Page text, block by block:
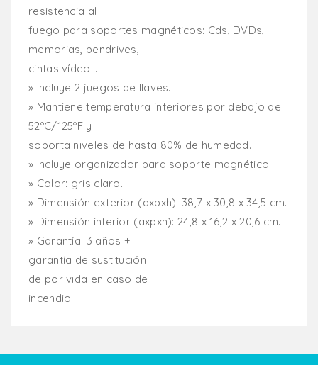
resistencia al
fuego para soportes magnéticos: Cds, DVDs,
memorias, pendrives,
cintas vídeo...
» Incluye 2 juegos de llaves.
» Mantiene temperatura interiores por debajo de
52ºC/125ºF y
soporta niveles de hasta 80% de humedad.
» Incluye organizador para soporte magnético.
» Color: gris claro.
» Dimensión exterior (axpxh): 38,7 x 30,8 x 34,5 cm.
» Dimensión interior (axpxh): 24,8 x 16,2 x 20,6 cm.
» Garantía: 3 años +
garantía de sustitución
de por vida en caso de
incendio.